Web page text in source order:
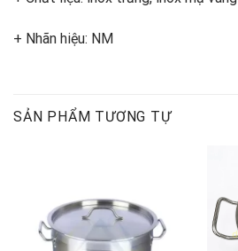
+ Nhãn hiệu: NM
SẢN PHẨM TƯƠNG TỰ